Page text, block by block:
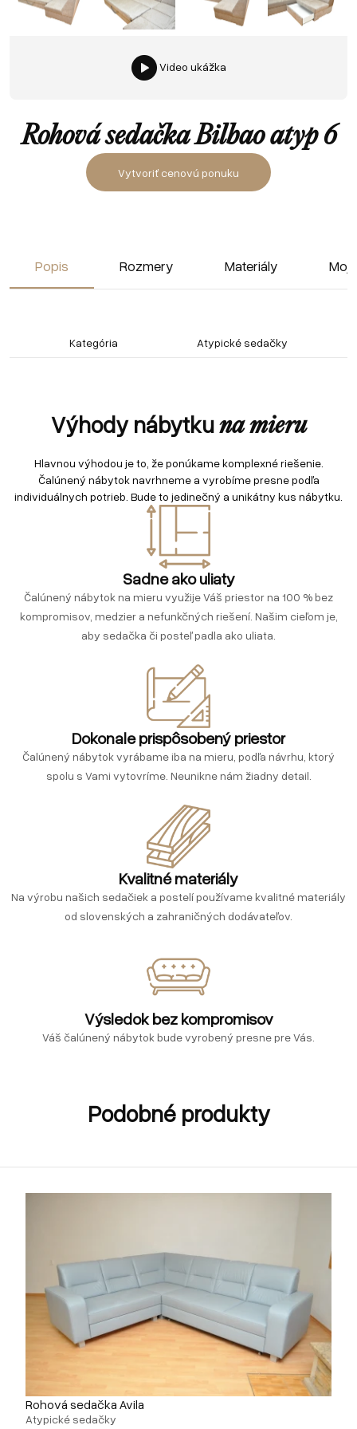
Video ukážka
Rohová sedačka Bilbao atyp 6
Vytvoriť cenovú ponuku
Popis Rozmery Materiály
Kategória Atypické sedačky
Výhody nábytkuna mieru
Hlavnou výhodou je to, že ponúkame komplexné riešenie.
Čalúnený nábytok navrhneme a vyrobíme presne podľa
individuálnych potrieb. Bude to jedinečný a unikátny kus nábytku.
Sadne ako uliaty
Čalúnený nábytok na mieru využije Váš priestor na 100 % bez
kompromisov, medzier a nefunkčných riešení. Našim cieľom je,
aby sedačka či posteľ padla ako uliata.
Dokonale prispôsobený priestor
Čalúnený nábytok vyrábame iba na mieru, podľa návrhu, ktorý
spolu s Vami vytovríme. Neunikne nám žiadny detail.
Kvalitné materiály
Na výrobu našich sedačiek a postelí používame kvalitné materiály
od slovenských a zahraničných dodávateľov.
Výsledok bez kompromisov
Váš čalúnený nábytok bude vyrobený presne pre Vás.
Podobné produkty
Rohová sedačka Avila
Atypické sedačky